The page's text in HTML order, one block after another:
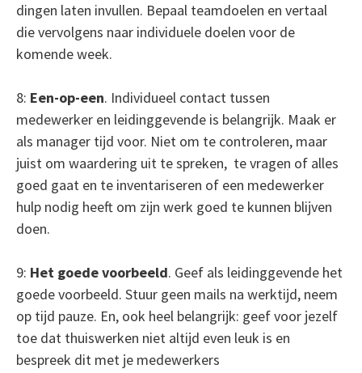
dingen laten invullen. Bepaal teamdoelen en vertaal
die vervolgens naar individuele doelen voor de
komende week.
8: Een-op-een. Individueel contact tussen
medewerker en leidinggevende is belangrijk. Maak er
als manager tijd voor. Niet om te controleren, maar
juist om waardering uit te spreken, te vragen of alles
goed gaat en te inventariseren of een medewerker
hulp nodig heeft om zijn werk goed te kunnen blijven
doen.
9: Het goede voorbeeld. Geef als leidinggevende het
goede voorbeeld. Stuur geen mails na werktijd, neem
op tijd pauze. En, ook heel belangrijk: geef voor jezelf
toe dat thuiswerken niet altijd even leuk is en
bespreek dit met je medewerkers